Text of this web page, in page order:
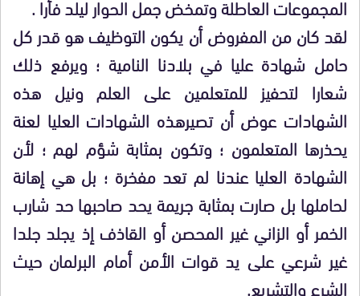
المجموعات العاطلة وتمخض جمل الحوار ليلد فأرا .
لقد كان من المفروض أن يكون التوظيف هو قدر كل
حامل شهادة عليا في بلادنا النامية ؛ ويرفع ذلك
شعارا لتحفيز للمتعلمين على العلم ونيل هذه
الشهادات عوض أن تصيرهذه الشهادات العليا لعنة
يحذرها المتعلمون ؛ وتكون بمثابة شؤم لهم ؛ لأن
الشهادة العليا عندنا لم تعد مفخرة ؛ بل هي إهانة
لحاملها بل صارت بمثابة جريمة يحد صاحبها حد شارب
الخمر أو الزاني غير المحصن أو القاذف إذ يجلد جلدا
غير شرعي على يد قوات الأمن أمام البرلمان حيث
الشرع والتشريع.